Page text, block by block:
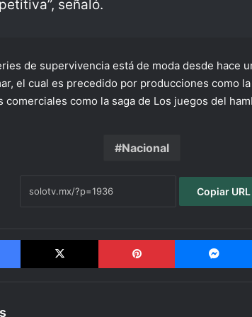
señaló.
de supervivencia está de moda desde hace
el cual es precedido por producciones como
comerciales como la saga de Los juegos del
Nacional
Copiar URL
Facebook X Pinterest